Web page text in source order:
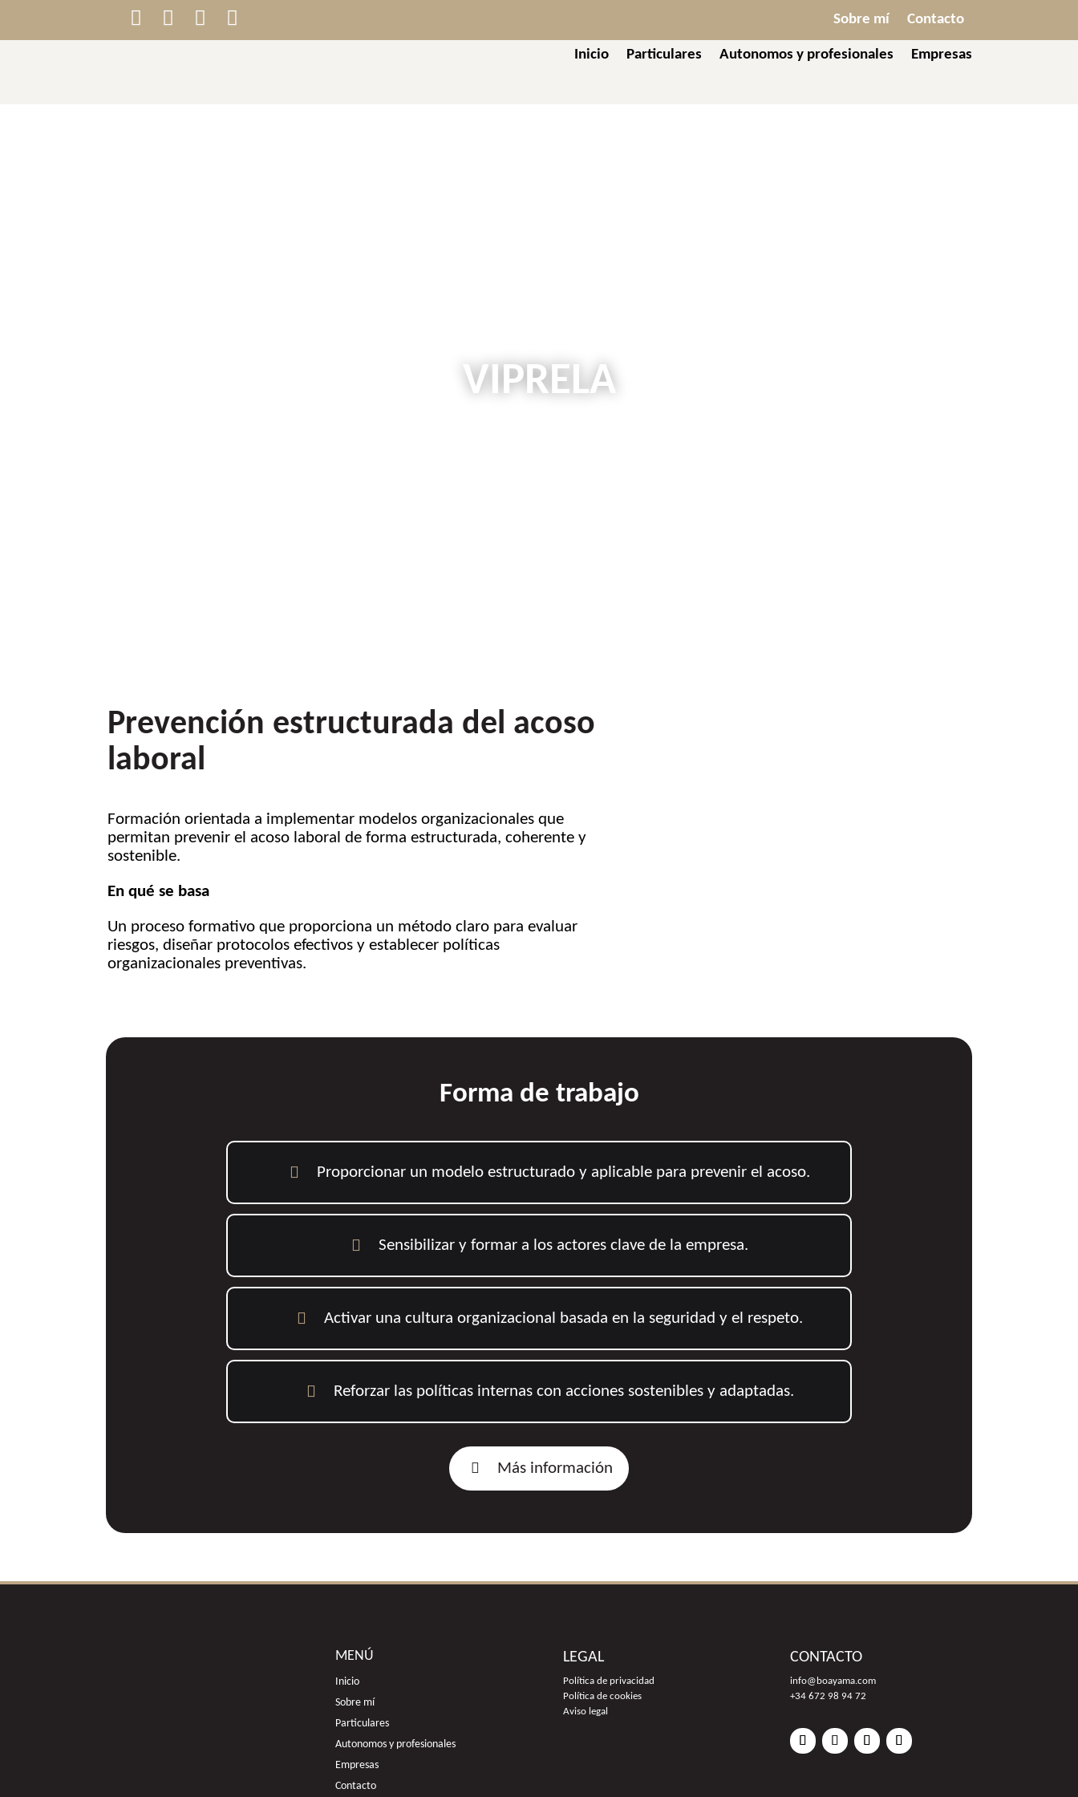
    Sobre mí Contacto
Inicio Particulares Autonomos y profesionales Empresas
VIPRELA
Prevención estructurada del acoso
laboral
Formación orientada a implementar modelos organizacionales que
permitan prevenir el acoso laboral de forma estructurada, coherente y
sostenible.
En qué se basa
Un proceso formativo que proporciona un método claro para evaluar
riesgos, diseñar protocolos efectivos y establecer políticas
organizacionales preventivas.
Forma de trabajo
 Proporcionar un modelo estructurado y aplicable para prevenir el acoso.
 Sensibilizar y formar a los actores clave de la empresa.
 Activar una cultura organizacional basada en la seguridad y el respeto.
 Reforzar las políticas internas con acciones sostenibles y adaptadas.
 Más información
MENÚ
Inicio
Sobre mí
Particulares
Autonomos y profesionales
Empresas
Contacto
LEGAL
Política de privacidad
Política de cookies
Aviso legal
CONTACTO
info@boayama.com
+34 672 98 94 72